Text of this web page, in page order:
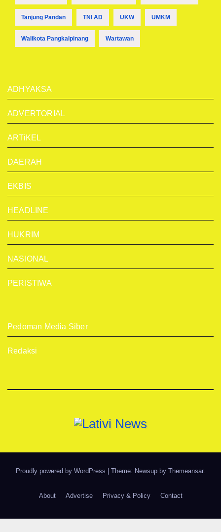
Tanjung Pandan TNI AD UKW UMKM
Walikota Pangkalpinang Wartawan
ADHYAKSA
ADVERTORIAL
ARTiKEL
DAERAH
EKBIS
HEADLINE
HUKRIM
NASIONAL
PERISTIWA
Pedoman Media Siber
Redaksi
Proudly powered by WordPress Theme: Newsup by Themeansar.
About Advertise Privacy & Policy Contact